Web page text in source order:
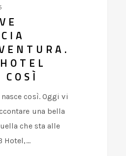
COSÌ
nasce così. Oggi vi
una bella
che sta alle
Hotel,…